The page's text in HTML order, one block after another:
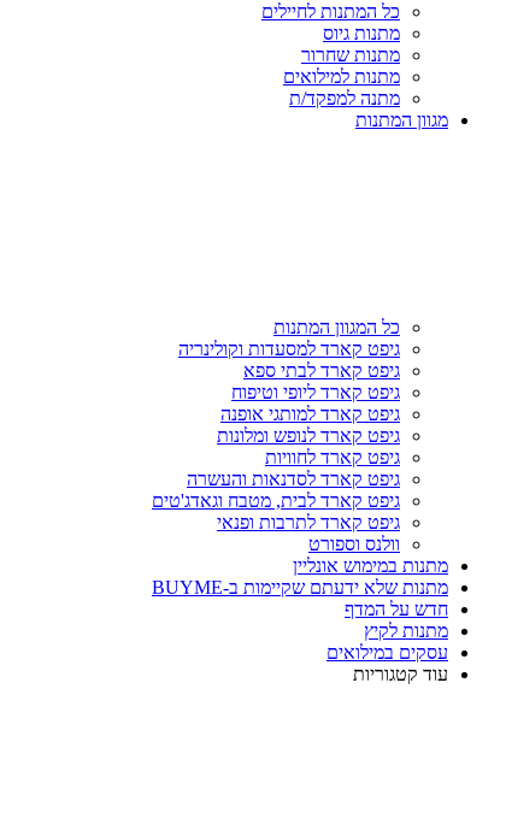
כל המתנות לחיילים
מתנות גיוס
מתנות שחרור
מתנות למילואים
מתנה למפקד/ת
מגוון המתנות
כל המגוון המתנות
גיפט קארד למסעדות וקולינריה
גיפט קארד לבתי ספא
גיפט קארד ליופי וטיפוח
גיפט קארד למותגי אופנה
גיפט קארד לנופש ומלונות
גיפט קארד לחוויות
גיפט קארד לסדנאות והעשרה
גיפט קארד לבית, מטבח וגאדג'טים
גיפט קארד לתרבות ופנאי
וולנס וספורט
מתנות במימוש אונליין
מתנות שלא ידעתם שקיימות ב-BUYME
חדש על המדף
מתנות לקיץ
עסקים במילואים
עוד קטגוריות